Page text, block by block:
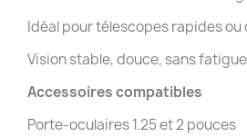
Idéal pour télescopes rapides ou
Vision stable, douce, sans
Accessoires compatibles
Porte-oculaires 1.25 et 2 pouces